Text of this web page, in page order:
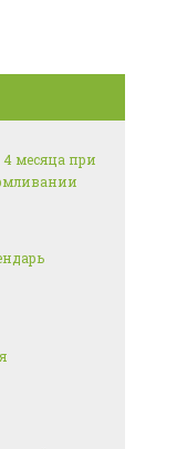
месяца при